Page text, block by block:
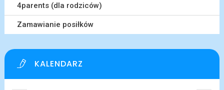
4parents (dla rodziców)
Zamawianie posiłków
KALENDARZ